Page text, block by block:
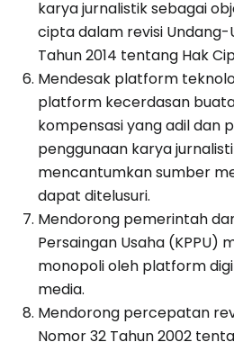
karya jurnalistik sebagai
cipta dalam revisi Undang-
Tahun 2014 tentang Hak
Mendesak platform
platform kecerdasan
kompensasi yang adil dan
penggunaan karya
mencantumkan sumber
dapat ditelusuri.
Mendorong pemerintah
Persaingan Usaha (KPPU)
monopoli oleh platform
media.
Mendorong percepatan
Nomor 32 Tahun 2002